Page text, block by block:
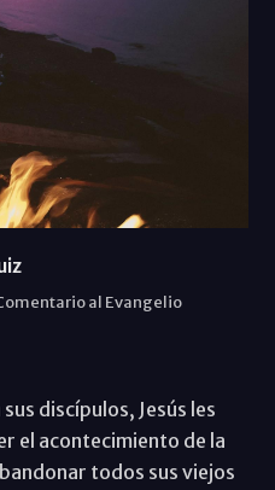
al Evangelio
discípulos, Jesús les
el acontecimiento de la
todos sus viejos